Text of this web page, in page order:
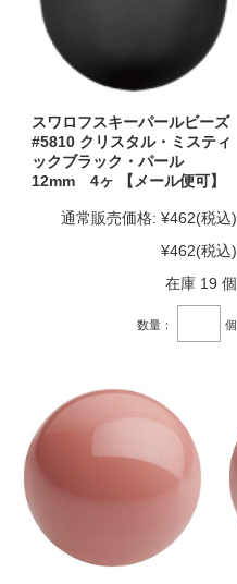
スワロフスキーパールビーズ
#5810 クリスタル・ミスティ
ックブラック・パール
12mm 4ヶ 【メール便可】
通常販売価格: ¥462(税込)
¥462(税込)
在庫 19 個
数量： 個